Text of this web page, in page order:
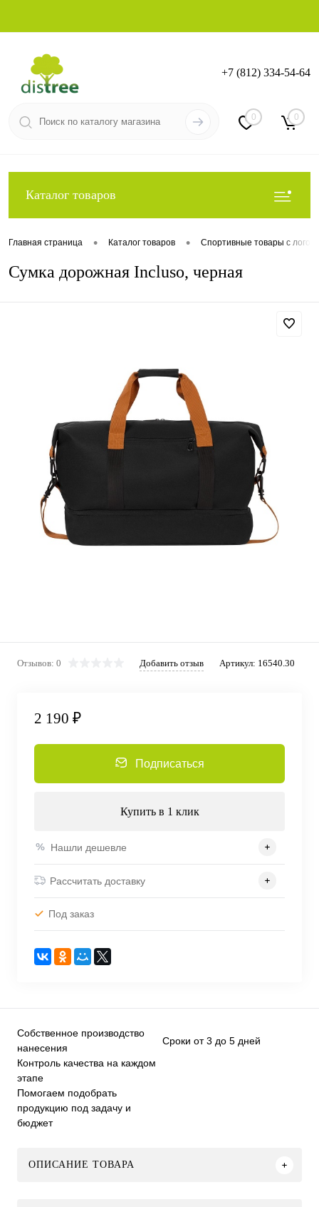
Вход Регистрация
+7 (812) 334-54-64
0 0
Каталог товаров
Главная страница • Каталог товаров • Спортивные товары с
Сумка дорожная Incluso, черная
Отзывов: 0 Добавить отзыв Артикул: 16540.30
2 190 ₽
Подписаться
Купить в 1 клик
Нашли дешевле
Рассчитать доставку
Под заказ
Собственное производство
нанесения
Сроки от 3 до 5 дней
Контроль качества на каждом
этапе
Помогаем подобрать
продукцию под задачу и
бюджет
ОПИСАНИЕ ТОВАРА